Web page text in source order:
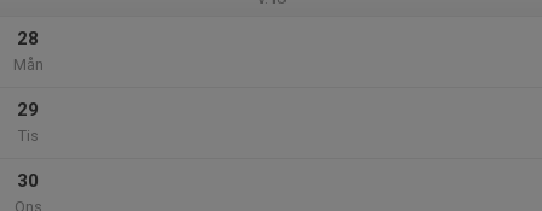
28
Mån
29
Tis
30
Ons